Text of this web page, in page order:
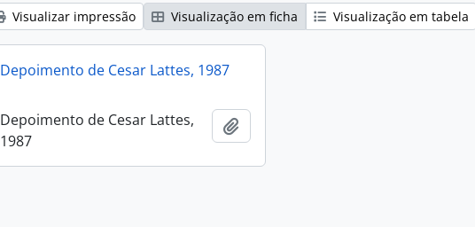
Visualizar impressão Visualização em ficha Visualização em tabela
Depoimento de Cesar Lattes, 1987
Depoimento de Cesar Lattes,
1987